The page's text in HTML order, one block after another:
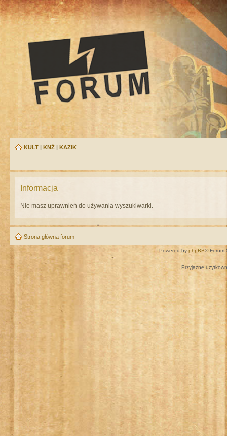
KULT | KNŻ | KAZIK
Informacja
Nie masz uprawnień do używania wyszukiwarki.
Strona główna forum
Powered by phpBB® Forum
Przyjazne